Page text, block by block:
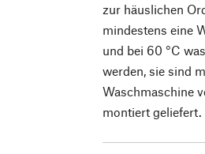
zur häuslichen
mindestens eine
und bei 60 °C
werden, sie sind
Waschmaschine
montiert geliefert.